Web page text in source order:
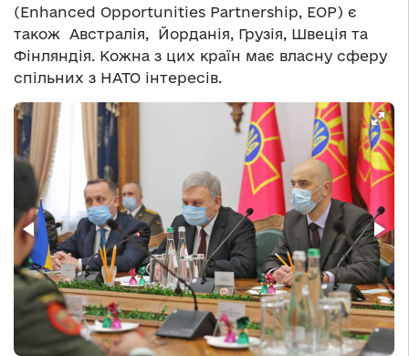
(Enhanced Opportunities Partnership, EOP) є
також Австралія, Йорданія, Грузія, Швеція та
Фінляндія. Кожна з цих країн має власну сферу
спільних з НАТО інтересів.